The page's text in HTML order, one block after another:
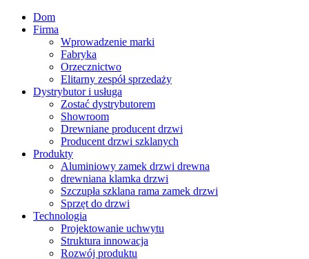
Dom
Firma
Wprowadzenie marki
Fabryka
Orzecznictwo
Elitarny zespół sprzedaży
Dystrybutor i usługa
Zostać dystrybutorem
Showroom
Drewniane producent drzwi
Producent drzwi szklanych
Produkty
Aluminiowy zamek drzwi drewna
drewniana klamka drzwi
Szczupła szklana rama zamek drzwi
Sprzęt do drzwi
Technologia
Projektowanie uchwytu
Struktura innowacja
Rozwój produktu